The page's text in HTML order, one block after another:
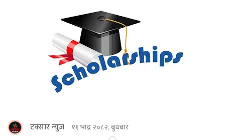
टक्सार न्युज ११ भाद्र २०८२, बुधबार